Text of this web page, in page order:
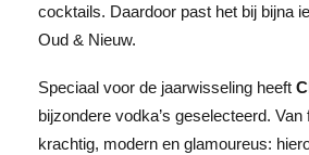
cocktails. Daardoor past het bij bijna
Oud & Nieuw.
Speciaal voor de jaarwisseling heeft
bijzondere vodka’s geselecteerd.
krachtig, modern en glamoureus: